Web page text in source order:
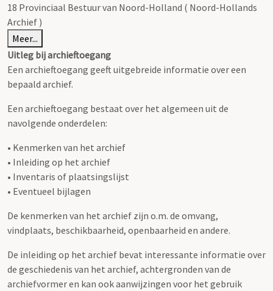
18 Provinciaal Bestuur van Noord-Holland ( Noord-Hollands
Archief )
Meer...
Uitleg bij archieftoegang
Een archieftoegang geeft uitgebreide informatie over een
bepaald archief.
Een archieftoegang bestaat over het algemeen uit de
navolgende onderdelen:
• Kenmerken van het archief
• Inleiding op het archief
• Inventaris of plaatsingslijst
• Eventueel bijlagen
De kenmerken van het archief zijn o.m. de omvang,
vindplaats, beschikbaarheid, openbaarheid en andere.
De inleiding op het archief bevat interessante informatie over
de geschiedenis van het archief, achtergronden van de
archiefvormer en kan ook aanwijzingen voor het gebruik